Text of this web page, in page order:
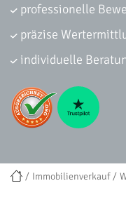
professionelle
präzise
individuelle
Immobilienverkauf